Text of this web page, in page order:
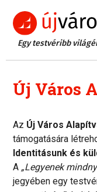
Egy testvéribb
Új Város
Az Új Város
támogatására
Identitásunk és
A „Legyenek
jegyében egy